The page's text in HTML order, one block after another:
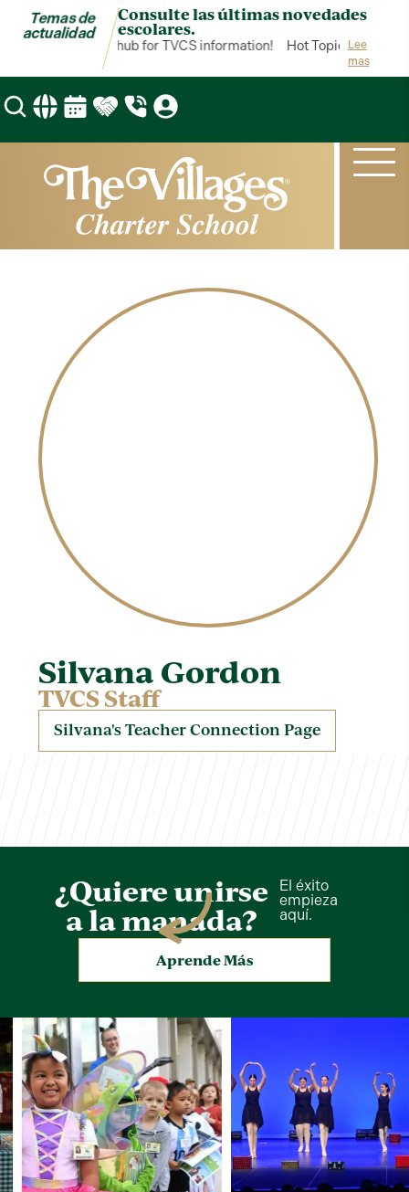
Temas de
actualidad
Consulte las últimas novedades
escolares.
Hot Topics is your hub for TVCS information! Hot Topics is your
Lee
mas
Silvana Gordon
TVCS Staff
Silvana's Teacher Connection Page
¿Quiere unirse
a la manada?
El éxito
empieza
aquí.
Aprende Más